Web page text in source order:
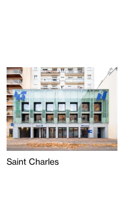
Saint Charles